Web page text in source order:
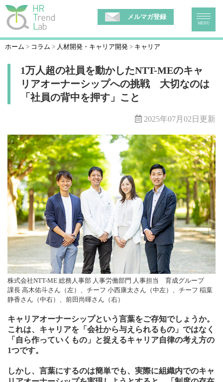
メルマガ登録
MENU
ホーム コラム 人材開発・キャリア開発 キャリア
1万人超の社員を動かしたNTT-MEのキャ
リアオーナーシップへの挑戦 大切なのは
「社員の背中を押す」こと
2025年07月02日更新
株式会社NTT-ME 総務人事部 人事労働部門 人事担当 育成グループ
課長 高木佑斗さん（左）、チーフ 小西康太さん（中左）、チーフ 稲葉
静香さん（中右）、前田尚暉さん（右）
キャリアオーナーシップという言葉をご存知でしょうか。
これは、キャリアを「会社から与えられるもの」ではなく
「自ら作っていくもの」と捉えるキャリア自律の考え方の
1つです。
しかし、言葉にするのは簡単でも、実際に組織内でのキャ